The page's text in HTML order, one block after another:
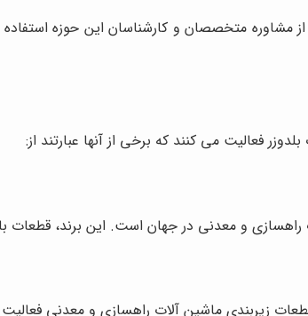
متخصصان و کارشناسان این حوزه استفاده
فعالیت می کنند که برخی از آنها عبارتند از: